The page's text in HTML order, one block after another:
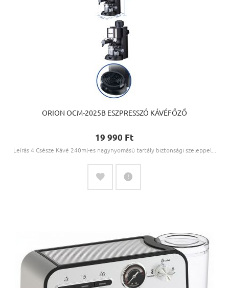
ORION OCM-2025B ESZPRESSZÓ KÁVÉFŐZŐ
19 990 Ft‎
Leírás 4 Csésze Kávé 240ml-es nagynyomású tartály biztonsági szeleppel...